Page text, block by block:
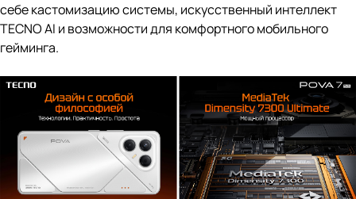
себе кастомизацию системы, искусственный интеллект
TECNO AI и возможности для комфортного мобильного
гейминга.